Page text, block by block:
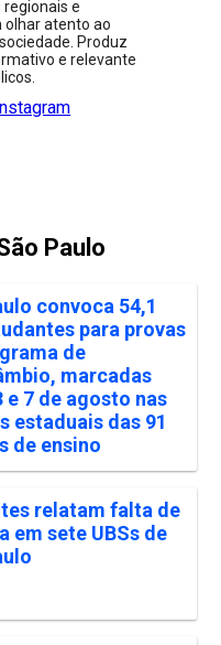
e
olhar atento ao
Produz
e relevante
Paulo
convoca 54,1
para provas
de
marcadas
e 7 de agosto nas
estaduais das 91
de ensino
relatam falta de
em sete UBSs de